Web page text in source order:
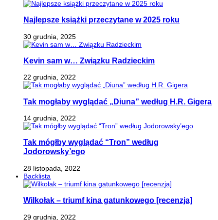
Najlepsze książki przeczytane w 2025 roku
30 grudnia, 2025
Kevin sam w… Związku Radzieckim
22 grudnia, 2022
Tak mogłaby wyglądać „Diuna” według H.R. Gigera
14 grudnia, 2022
Tak mógłby wyglądać “Tron” według
Jodorowsky’ego
28 listopada, 2022
Backlista
Wilkołak – triumf kina gatunkowego [recenzja]
29 grudnia, 2022